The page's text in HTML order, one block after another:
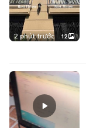
2 phút trước 12